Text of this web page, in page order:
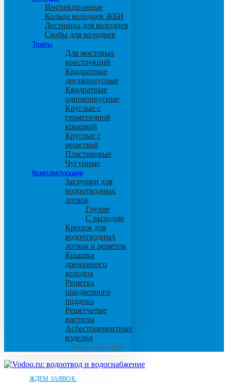
Инспекционные
Кольца колодцев ЖБИ
Лестницы для колодцев
Скобы для колодцев
Трапы
Для мостовых
конструкций
Квадратные
двухкорпусные
Квадратные
однокорпусные
Круглые с
герметичной
крышкой
Круглые с
решеткой
Пластиковые
Чугунные
Комплектующие
Заглушки для
водоотводных
лотков
Глухие
С выходом
Крепеж для
водоотводных
лотков и решеток
Крышка
дренажного
колодца
Решетка
придверного
поддона
Решетчатые
настилы
Асбестоцементные
изделия
Листы, плиты, трубы
ЖДЕМ ЗАЯВОК: